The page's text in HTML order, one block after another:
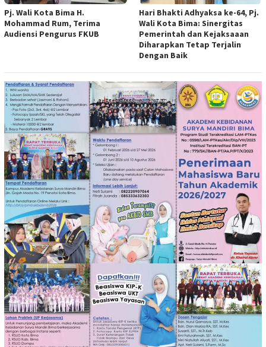
Pj. Wali Kota Bima H.
Mohammad Rum, Terima
Audiensi Pengurus FKUB
Hari Bhakti Adhyaksa ke-64, Pj.
Wali Kota Bima: Sinergitas
Pemerintah dan Kejaksaaan
Diharapkan Tetap Terjalin
Dengan Baik